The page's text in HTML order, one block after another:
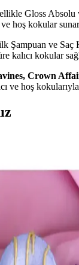
Gloss Absolu
ve hoş kokular
Şampuan ve
kalıcı kokular
Crown
ve hoş
atmosferinden
notalarla özgün
yerel ürünler,
Paketi:
Ürünleri